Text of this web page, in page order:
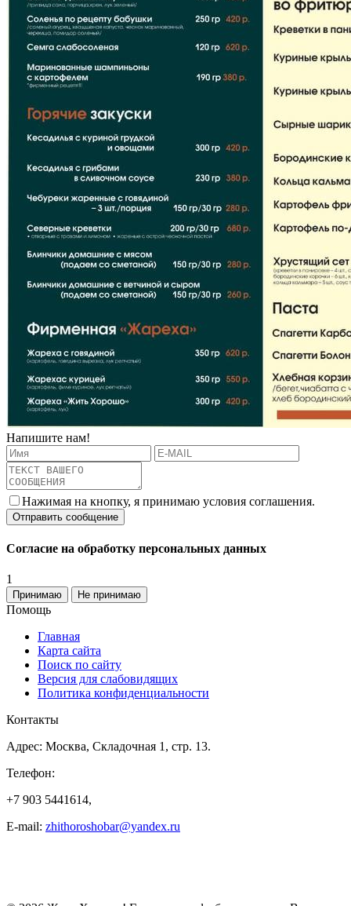
Напишите нам!
Нажимая на кнопку, я принимаю условия соглашения.
Согласие на обработку персональных данных
1
Принимаю Не принимаю
Помощь
Главная
Карта сайта
Поиск по сайту
Версия для слабовидящих
Политика конфиденциальности
Контакты
Адрес: Москва, Складочная 1, стр. 13.
Телефон:
+7 903 5441614,
E-mail: zhithoroshobar@yandex.ru